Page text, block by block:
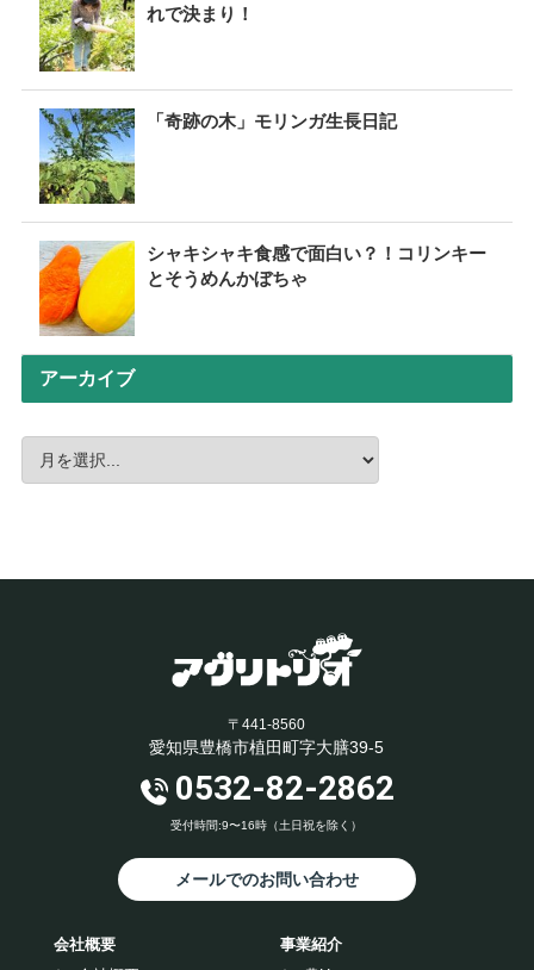
れで決まり！
「奇跡の木」モリンガ生長日記
シャキシャキ食感で面白い？！コリンキー
とそうめんかぼちゃ
アーカイブ
〒441-8560
愛知県豊橋市植田町字大膳39-5
0532-82-2862
受付時間:9〜16時（土日祝を除く）
メールでのお問い合わせ
会社概要
事業紹介